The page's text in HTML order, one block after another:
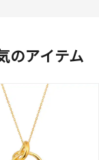
のアイテム